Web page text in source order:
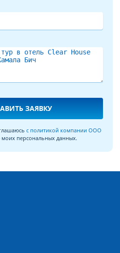
ЗАЯВКУ
с политикой компании ООО
моих персональных данных.